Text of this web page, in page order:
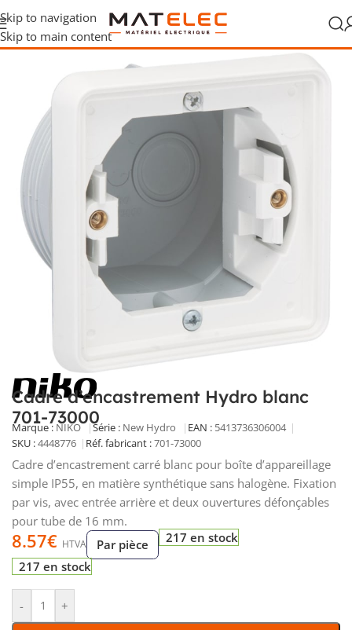
Skip to navigation
Skip to main content
raccordement/Boîtes d’encastrement/Boîtes d’encastrement
Cadre d’encastrement Hydro blanc
701-73000
Marque : NIKO Série : New Hydro EAN : 5413736306004
SKU :4448776 Réf. fabricant :701-73000
Cadre d’encastrement carré blanc pour boîte d’appareillage
simple IP55, en matière synthétique sans halogène. Fixation
par vis, avec entrée arrière et deux ouvertures défonçables
pour tube de 16 mm.
8.57€ HTVA Par pièce
217 en stock
217 en stock
- +